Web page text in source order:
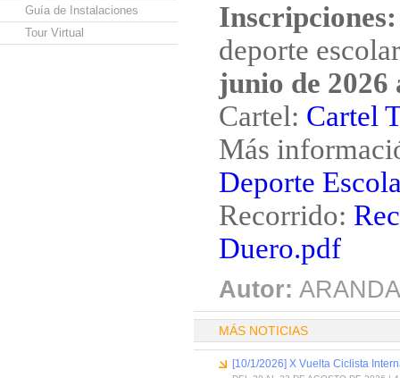
Guía de Instalaciones
Tour Virtual
Inscripciones:
deporte
junio de 2026
Cartel: Cartel
Más
Deporte
Recorrido:
Duero.pdf
Autor:
MÁS NOTICIAS
[10/1/2026] X Vuelta Ciclista